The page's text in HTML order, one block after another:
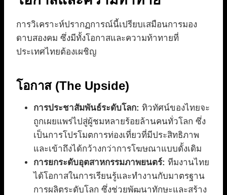
การวิเคราะห์ปรากฏการณ์นี้เปรียบเสมือนการมอง
ดาบสองคม ซึ่งมีทั้งโอกาสและความท้าทายที่
ประเทศไทยต้องเผชิญ
โอกาส (The Upside)
การประชาสัมพันธ์ระดับโลก: ทิวทัศน์ของไทยจะ
ถูกเผยแพร่ไปสู่ผู้ชมหลายร้อยล้านคนทั่วโลก ซึ่ง
เป็นการโปรโมตการท่องเที่ยวที่มีประสิทธิภาพ
และเข้าถึงได้กว้างกว่าการโฆษณาแบบดั้งเดิม
การยกระดับอุตสาหกรรมภาพยนตร์: ทีมงานไทย
ได้โอกาสในการเรียนรู้และทำงานกับมาตรฐาน
การผลิตระดับโลก ซึ่งช่วยพัฒนาทักษะและสร้าง